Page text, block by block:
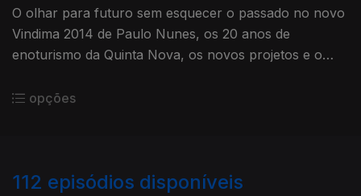
O olhar para futuro sem esquecer o passado no novo
Vindima 2014 de Paulo Nunes, os 20 anos de
enoturismo da Quinta Nova, os novos projetos e o
Américo Amorim.
opções
112 episódios disponíveis